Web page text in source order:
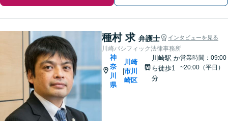
種村 求 弁護士 インタビューを見る
川崎パシフィック法律事務所
神
奈
川
県
|
川崎
市川
崎区
川崎駅 か
ら徒歩1
分
営業時間：09:00
~20:00（平日）